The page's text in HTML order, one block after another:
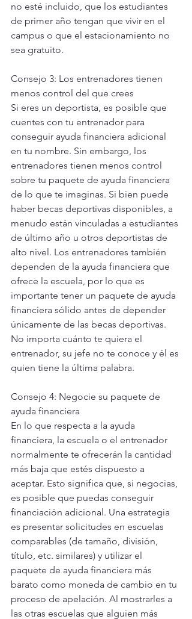
no esté incluido, que los estudiantes
de primer año tengan que vivir en el
campus o que el estacionamiento no
sea gratuito.
Consejo 3: Los entrenadores tienen
menos control del que crees
Si eres un deportista, es posible que
cuentes con tu entrenador para
conseguir ayuda financiera adicional
en tu nombre. Sin embargo, los
entrenadores tienen menos control
sobre tu paquete de ayuda financiera
de lo que te imaginas. Si bien puede
haber becas deportivas disponibles, a
menudo están vinculadas a estudiantes
de último año u otros deportistas de
alto nivel. Los entrenadores también
dependen de la ayuda financiera que
ofrece la escuela, por lo que es
importante tener un paquete de ayuda
financiera sólido antes de depender
únicamente de las becas deportivas.
No importa cuánto te quiera el
entrenador, su jefe no te conoce y él es
quien tiene la última palabra.
Consejo 4: Negocie su paquete de
ayuda financiera
En lo que respecta a la ayuda
financiera, la escuela o el entrenador
normalmente te ofrecerán la cantidad
más baja que estés dispuesto a
aceptar. Esto significa que, si negocias,
es posible que puedas conseguir
financiación adicional. Una estrategia
es presentar solicitudes en escuelas
comparables (de tamaño, división,
título, etc. similares) y utilizar el
paquete de ayuda financiera más
barato como moneda de cambio en tu
proceso de apelación. Al mostrarles a
las otras escuelas que alguien más